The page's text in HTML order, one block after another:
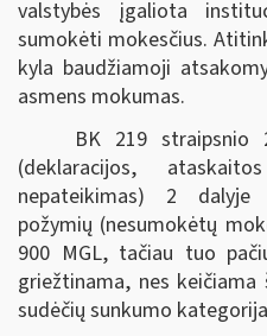
valstybės įgaliota
sumokėti mokesčius.
kyla baudžiamoji
asmens mokumas.
BK 219
(deklaracijos,
nepateikimas) 2 dalyje
požymių (nesumokėtų
900 MGL, tačiau tuo
griežtinama, nes
sudėčių sunkumo